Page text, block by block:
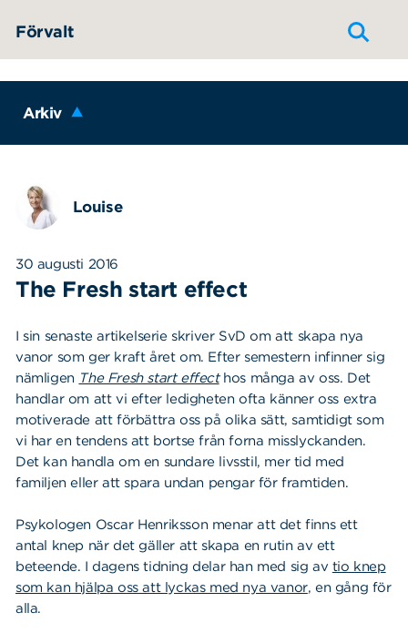
Förvalt
Arkiv
Louise
30 augusti 2016
The Fresh start effect
I sin senaste artikelserie skriver SvD om att skapa nya
vanor som ger kraft året om. Efter semestern infinner sig
nämligen The Fresh start effecthos många av oss. Det
handlar om att vi efter ledigheten ofta känner oss extra
motiverade att förbättra oss på olika sätt, samtidigt som
vi har en tendens att bortse från forna misslyckanden.
Det kan handla om en sundare livsstil, mer tid med
familjen eller att spara undan pengar för framtiden.
Psykologen Oscar Henriksson menar att det finns ett
antal knep när det gäller att skapa en rutin av ett
beteende. I dagens tidning delar han med sig av tio knep
som kan hjälpa oss att lyckas med nya vanor, en gång för
alla.